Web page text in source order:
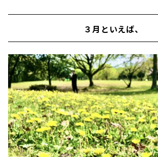
「本のラインアップは？」「
開催されているの？」など徹
と思います。「草叢BOOKS」
ン...
３月といえば、